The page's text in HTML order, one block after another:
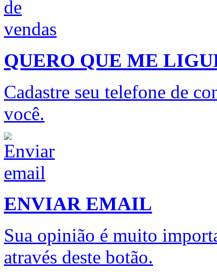
QUERO QUE ME
Cadastre seu telefone de
você.
ENVIAR EMAIL
Sua opinião é muito
através deste botão.